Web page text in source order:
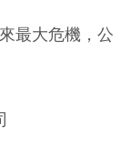
最大危機，公